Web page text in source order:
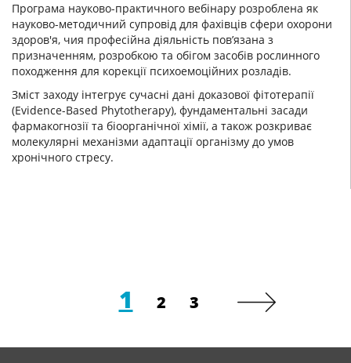
Програма науково-практичного вебінару розроблена як
науково-методичний супровід для фахівців сфери охорони
здоров'я, чия професійна діяльність пов’язана з
призначенням, розробкою та обігом засобів рослинного
походження для корекції психоемоційних розладів.
Зміст заходу інтегрує сучасні дані доказової фітотерапії
(Evidence-Based Phytotherapy), фундаментальні засади
фармакогнозії та біоорганічної хімії, а також розкриває
молекулярні механізми адаптації організму до умов
хронічного стресу.
1 2 3